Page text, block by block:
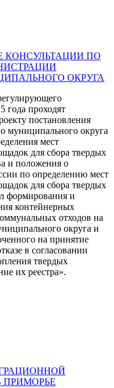
КОНСУЛЬТАЦИИ ПО
ОКРУГА
года проходят
постановления
муниципального округа
мест
для сбора твердых
и положения о
по определению мест
для сбора твердых
формирования и
контейнерных
отходов на
округа и
на принятие
в согласовании
твердых
их реестра».